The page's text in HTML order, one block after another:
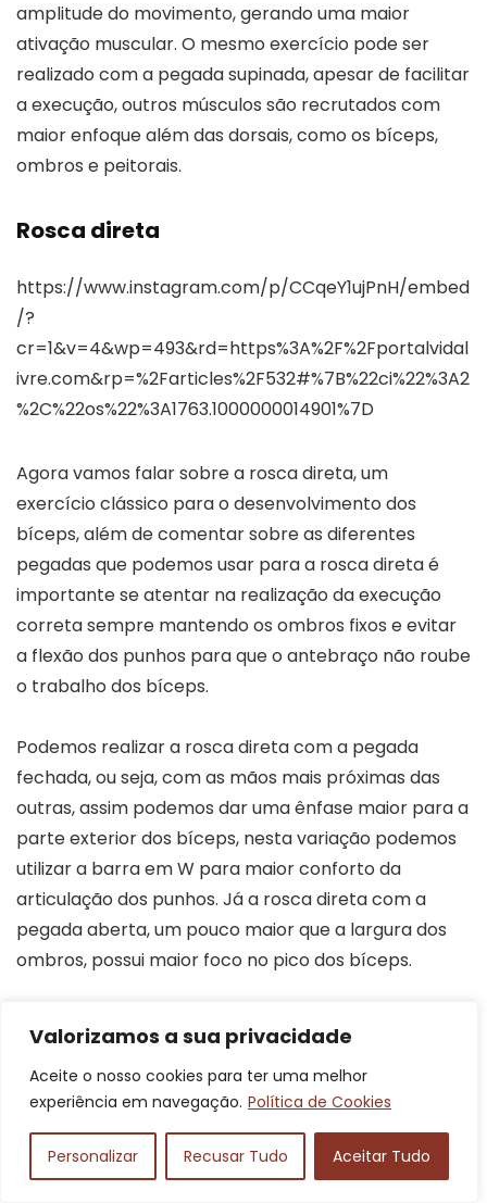
Valorizamos a sua privacidade
Aceite o nosso cookies para ter uma melhor
experiência em navegação. Política de Cookies
Personalizar Recusar Tudo Aceitar Tudo
amplitude do movimento, gerando uma maior
ativação muscular. O mesmo exercício pode ser
realizado com a pegada supinada, apesar de facilitar
a execução, outros músculos são recrutados com
maior enfoque além das dorsais, como os bíceps,
ombros e peitorais.
Rosca direta
https://www.instagram.com/p/CCqeY1ujPnH/embed
/?
cr=1&v=4&wp=493&rd=https%3A%2F%2Fportalvidal
ivre.com&rp=%2Farticles%2F532#%7B%22ci%22%3A2
%2C%22os%22%3A1763.1000000014901%7D
Agora vamos falar sobre a rosca direta, um
exercício clássico para o desenvolvimento dos
bíceps, além de comentar sobre as diferentes
pegadas que podemos usar para a rosca direta é
importante se atentar na realização da execução
correta sempre mantendo os ombros fixos e evitar
a flexão dos punhos para que o antebraço não roube
o trabalho dos bíceps.
Podemos realizar a rosca direta com a pegada
fechada, ou seja, com as mãos mais próximas das
outras, assim podemos dar uma ênfase maior para a
parte exterior dos bíceps, nesta variação podemos
utilizar a barra em W para maior conforto da
articulação dos punhos. Já a rosca direta com a
pegada aberta, um pouco maior que a largura dos
ombros, possui maior foco no pico dos bíceps.
Tríceps na polia alta
https://www.instagram.com/p/CVA1j4kJetS/embed
/?
cr=1&v=4&wp=493&rd=https%3A%2F%2Fportalvidal
ivre.com&rp=%2Farticles%2F532#%7B%22ci%22%3A3